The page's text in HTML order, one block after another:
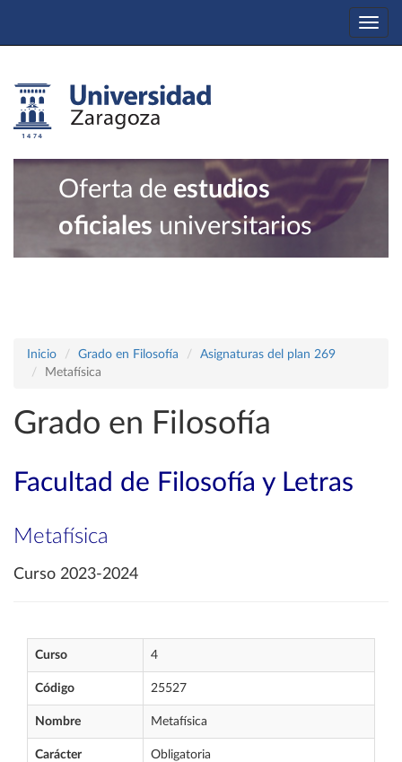
Oferta de estudios
oficiales universitarios
Inicio Grado en Filosofía
Asignaturas del plan 269
Metafísica
Grado en Filosofía
Facultad de Filosofía y Letras
Metafísica
Curso 2023-2024
Curso 4
Código 25527
Nombre Metafísica
Carácter Obligatoria